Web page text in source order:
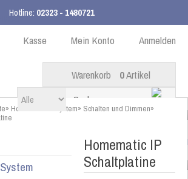
Hotline: 02323 - 1480721
ab 99,00 € innerhalb DE Anmelden
Mein Konto
Kasse
Warenkorb 0Artikel
» Homematic IP System» Schalten und Dimmen»
Homematic IP
Schaltplatine